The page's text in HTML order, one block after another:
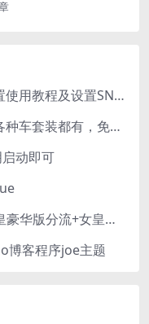
VSOL V2802RH 2.5g光猫 设置使用教程及设置SN教程-附带稳定固件使用手册等
[端游] QQ飞车端游单机版，各种车套装都有，免虚拟机
动即可
云盘下载生化危机4重制版女皇豪华版分流+女皇学习补丁+修改器 解压即玩【阿里云盘】
博客程序joe主题